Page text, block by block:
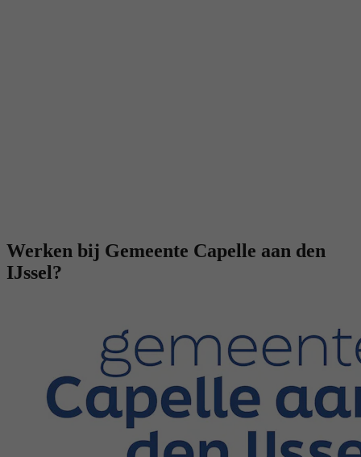
Werken bij Gemeente Capelle aan den
IJssel?